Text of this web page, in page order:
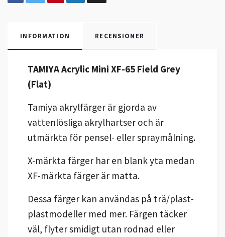
INFORMATION RECENSIONER
TAMIYA Acrylic Mini XF-65 Field Grey
(Flat)
Tamiya akrylfärger är gjorda av
vattenlösliga akrylhartser och är
utmärkta för pensel- eller spraymålning.
X-märkta färger har en blank yta medan
XF-märkta färger är matta.
Dessa färger kan användas på trä/plast-
plastmodeller med mer. Färgen täcker
väl, flyter smidigt utan rodnad eller